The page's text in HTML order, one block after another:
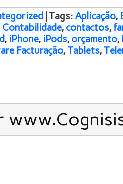
| Tags:Aplicação,
Contabilidade, contactos,
, iPhone, iPods, orçamento,
Facturação, Tablets,